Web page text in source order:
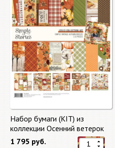
Набор бумаги (KIT) из
коллекции Осенний ветерок
"Autumn Breeze"
1 795 руб.